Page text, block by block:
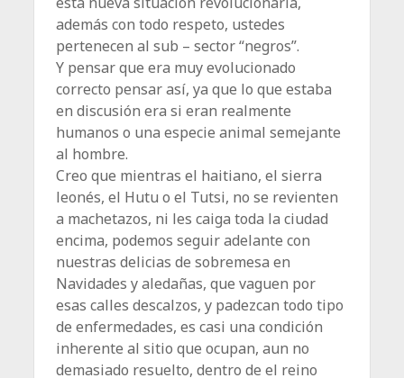
además con todo respeto, ustedes
pertenecen al sub – sector “negros”.
Y pensar que era muy evolucionado
correcto pensar así, ya que lo que estaba
en discusión era si eran realmente
humanos o una especie animal semejante
al hombre.
Creo que mientras el haitiano, el sierra
leonés, el Hutu o el Tutsi, no se revienten
a machetazos, ni les caiga toda la ciudad
encima, podemos seguir adelante con
nuestras delicias de sobremesa en
Navidades y aledañas, que vaguen por
esas calles descalzos, y padezcan todo tipo
de enfermedades, es casi una condición
inherente al sitio que ocupan, aun no
demasiado resuelto, dentro de el reino